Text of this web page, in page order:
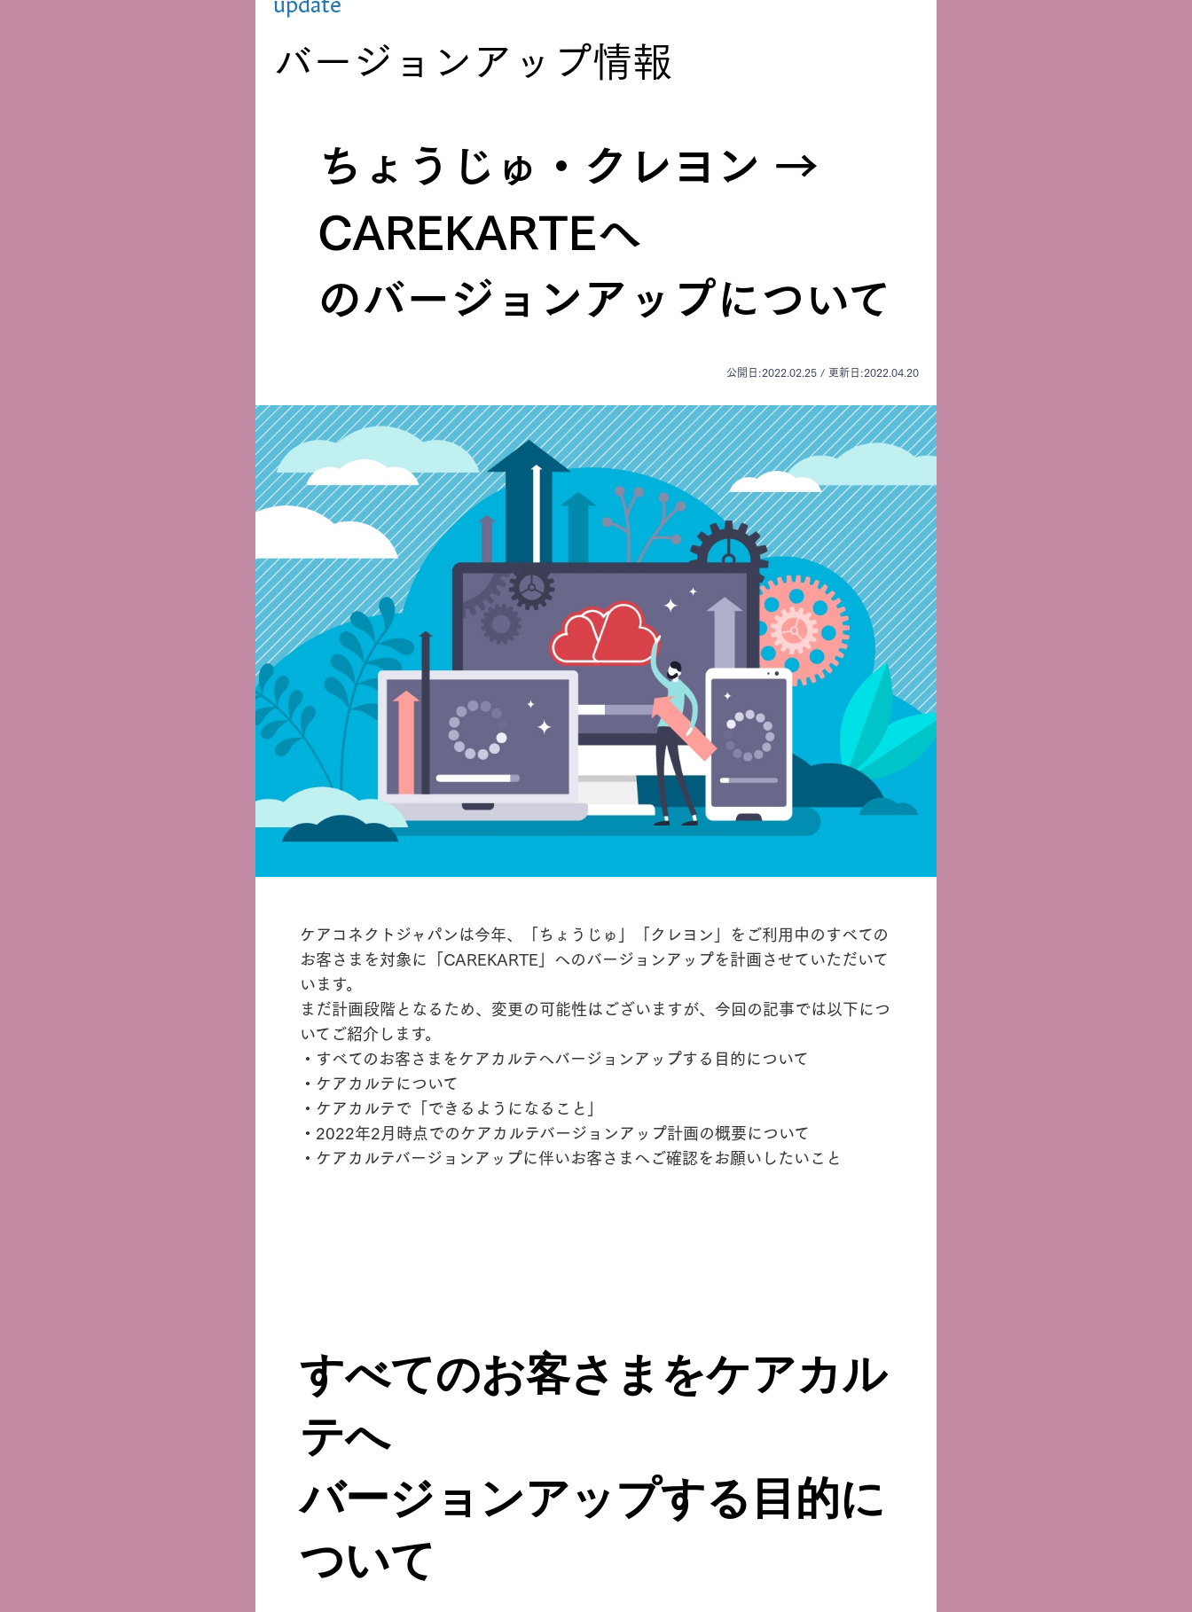
バージョンアップ情報
ちょうじゅ・クレヨン →
CAREKARTEへ
のバージョンアップについて
公開日:2022.02.25 / 更新日:2022.04.20
ケアコネクトジャパンは今年、「ちょうじゅ」「クレヨン」をご利用中のすべての
お客さまを対象に「CAREKARTE」へのバージョンアップを計画させていただいて
います。
まだ計画段階となるため、変更の可能性はございますが、今回の記事では以下につ
いてご紹介します。
・すべてのお客さまをケアカルテへバージョンアップする目的について
・ケアカルテについて
・ケアカルテで「できるようになること」
・2022年2月時点でのケアカルテバージョンアップ計画の概要について
・ケアカルテバージョンアップに伴いお客さまへご確認をお願いしたいこと
すべてのお客さまをケアカル
テへ
バージョンアップする目的に
ついて